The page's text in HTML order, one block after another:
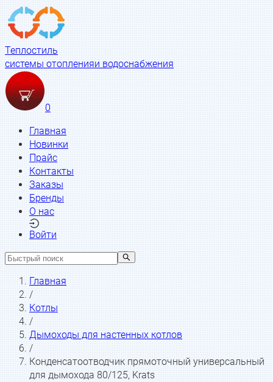
Теплостиль
системы отопленияи водоснабжения
0
Главная
Новинки
Прайс
Контакты
Заказы
Бренды
О нас
Войти
Главная
/
Котлы
/
Дымоходы для настенных котлов
/
Конденсатоотводчик прямоточный универсальный
для дымохода 80/125, Krats